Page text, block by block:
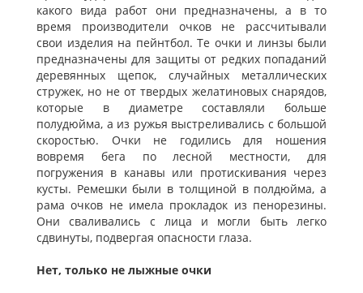
какого вида работ они предназначены, а в то
время производители очков не рассчитывали
свои изделия на пейнтбол. Те очки и линзы были
предназначены для защиты от редких попаданий
деревянных щепок, случайных металлических
стружек, но не от твердых желатиновых снарядов,
которые в диаметре составляли больше
полудюйма, а из ружья выстреливались с большой
скоростью. Очки не годились для ношения
вовремя бега по лесной местности, для
погружения в канавы или протискивания через
кусты. Ремешки были в толщиной в полдюйма, а
рама очков не имела прокладок из пенорезины.
Они сваливались с лица и могли быть легко
сдвинуты, подвергая опасности глаза.
Нет, только не лыжные очки